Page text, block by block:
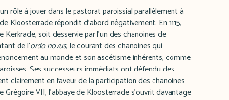
rôle à jouer dans le pastorat paroissial parallèlement à
répondit d'abord négativement. En 1115,
soit desservie par l'un des chanoines de
de l'ordo novus, le courant des chanoines qui
au monde et son ascétisme inhérents, comme
Ses successeurs immédiats ont défendu des
clairement en faveur de la participation des chanoines
Grégoire VII, l'abbaye de Kloosterrade s'ouvrit davantage